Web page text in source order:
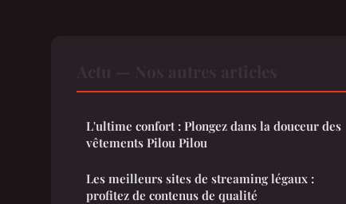
L'ultime confort : Plongez dans la douceur des
vêtements Pilou Pilou
Les meilleurs sites de streaming légaux :
profitez de contenus de qualité